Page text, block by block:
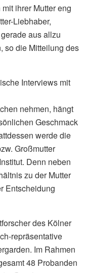
ihrer Mutter eng
Liebhaber,
aus allzu
so die Mitteilung des
Interviews mit
nehmen, hängt
Geschmack
werde die
Großmutter
Denn neben
zu der Mutter
Entscheidung
des Kölner
repräsentative
Im Rahmen
48 Probanden